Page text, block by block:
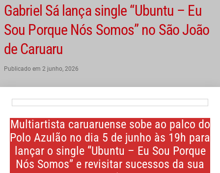
Gabriel Sá lança single “Ubuntu – Eu
Sou Porque Nós Somos” no São João
de Caruaru
Publicado em 2 junho, 2026
Multiartista caruaruense sobe ao palco do
Polo Azulão no dia 5 de junho às 19h para
lançar o single “Ubuntu – Eu Sou Porque
Nós Somos” e revisitar sucessos da sua